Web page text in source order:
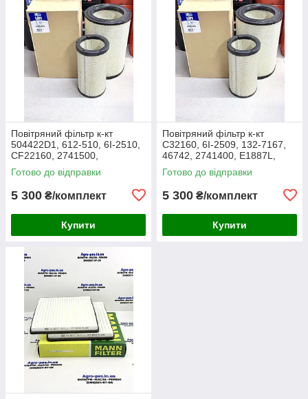
Повітряний фільтр к-кт
504422D1, 612-510, 6I-2510,
CF22160, 2741500,
AF25138M, P532510, MD-
7624S, SA16024, RS3511,
Готово до відправки
5 300 ₴/комплект
Купити
Повітряний фільтр к-кт
C32160, 6I-2509, 132-7167,
46742, 2741400, E1887L,
RS3514, SL5603, P532509,
FJ3468, MD-7624,
Готово до відправки
5 300 ₴/комплект
Купити